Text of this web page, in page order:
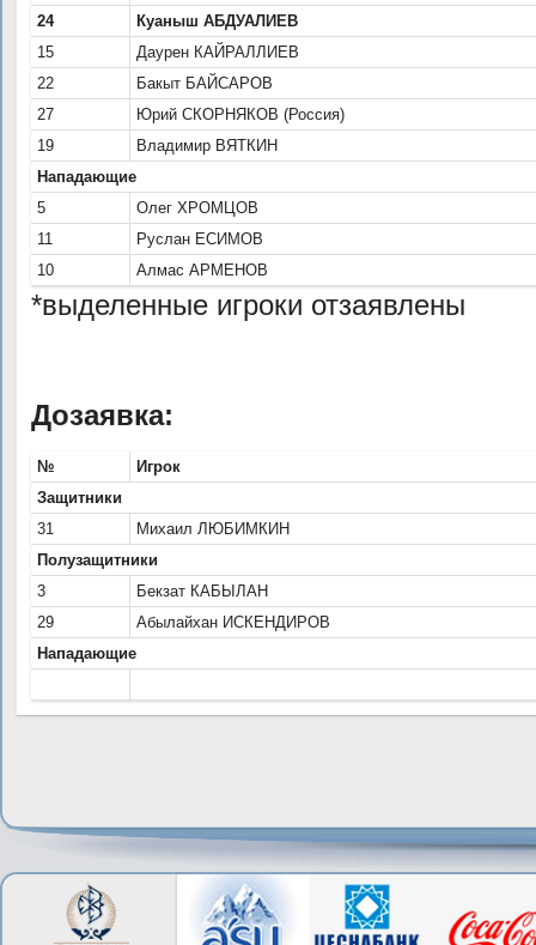
24
Куаныш АБДУАЛИЕВ
15
Даурен КАЙРАЛЛИЕВ
22
Бакыт БАЙСАРОВ
27
Юрий СКОРНЯКОВ (Россия)
19
Владимир ВЯТКИН
Нападающие
5
Олег ХРОМЦОВ
11
Руслан ЕСИМОВ
10
Алмас АРМЕНОВ
*выделенные игроки отзаявлены
Дозаявка:
№
Игрок
Защитники
31
Михаил ЛЮБИМКИН
Полузащитники
3
Бекзат КАБЫЛАН
29
Абылайхан ИСКЕНДИРОВ
Нападающие